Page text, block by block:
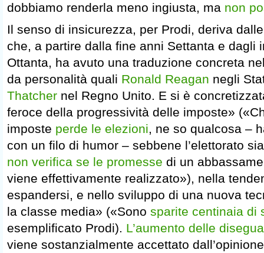
dobbiamo renderla meno ingiusta, ma non
Il senso di insicurezza, per Prodi, deriva
che, a partire dalla fine anni Settanta e dagli
Ottanta, ha avuto una traduzione concreta
da personalità quali Ronald Reagan negli
Thatcher nel Regno Unito. E si è
feroce della progressività delle imposte»
imposte perde le elezioni, ne so qualcosa –
con un filo di humor – sebbene l’elettorato
non verifica se le promesse di un
viene effettivamente realizzato»), nella
espandersi, e nello sviluppo di una nuova
la classe media» («Sono sparite centinaia di
esemplificato Prodi). L’aumento delle
viene sostanzialmente accettato